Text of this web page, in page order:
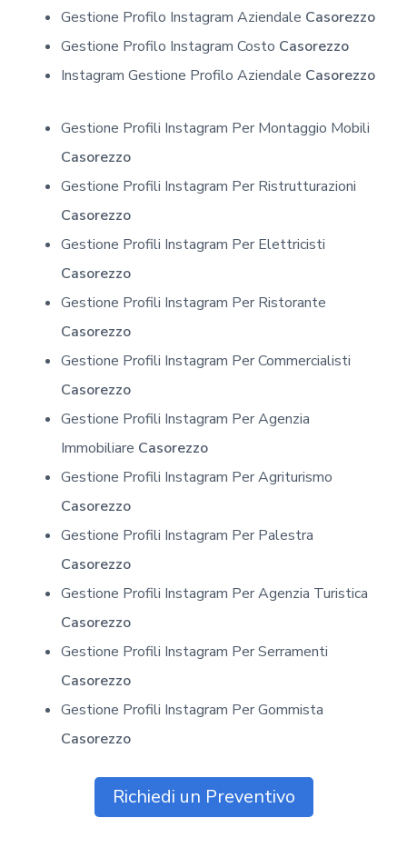
Gestione Profilo Instagram Aziendale Casorezzo
Gestione Profilo Instagram Costo Casorezzo
Instagram Gestione Profilo Aziendale Casorezzo
Gestione Profili Instagram Per Montaggio Mobili
Casorezzo
Gestione Profili Instagram Per Ristrutturazioni
Casorezzo
Gestione Profili Instagram Per Elettricisti
Casorezzo
Gestione Profili Instagram Per Ristorante
Casorezzo
Gestione Profili Instagram Per Commercialisti
Casorezzo
Gestione Profili Instagram Per Agenzia
Immobiliare Casorezzo
Gestione Profili Instagram Per Agriturismo
Casorezzo
Gestione Profili Instagram Per Palestra
Casorezzo
Gestione Profili Instagram Per Agenzia Turistica
Casorezzo
Gestione Profili Instagram Per Serramenti
Casorezzo
Gestione Profili Instagram Per Gommista
Casorezzo
Richiedi un Preventivo